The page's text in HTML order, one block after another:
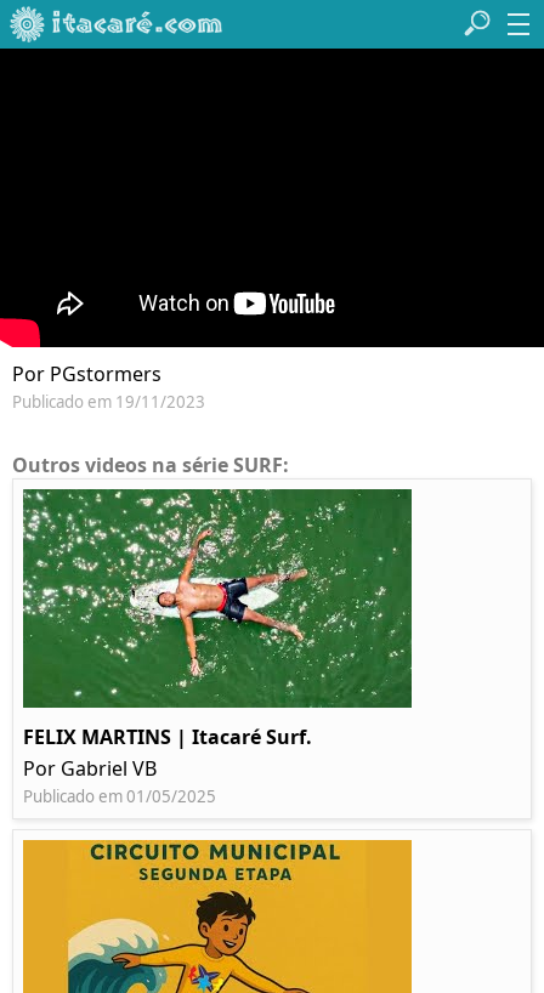
Por PGstormers
Publicado em 19/11/2023
Outros videos na série SURF:
FELIX MARTINS | Itacaré Surf.
Por Gabriel VB
Publicado em 01/05/2025